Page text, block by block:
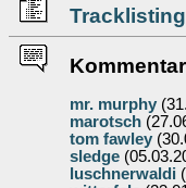
mr. murphy
marotsch
tom fawley
sledge
luschnerwaldi